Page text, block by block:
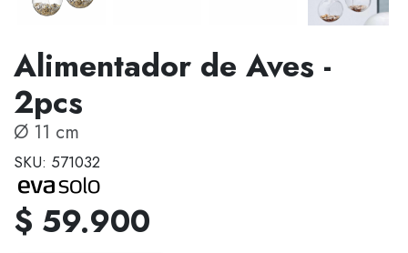
Alimentador de Aves -
2pcs
Ø 11 cm
SKU: 571032
$ 59.900